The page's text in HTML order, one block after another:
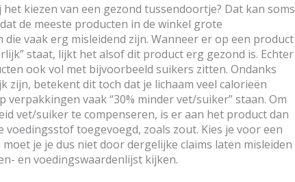
kiezen van een gezond tussendoortje? Dat kan soms
de meeste producten in de winkel grote
die vaak erg misleidend zijn. Wanneer er op een product
staat, lijkt het alsof dit product erg gezond is. Echter
ook vol met bijvoorbeeld suikers zitten. Ondanks
zijn, betekent dit toch dat je lichaam veel calorieën
verpakkingen vaak “30% minder vet/suiker” staan. Om
vet/suiker te compenseren, is er aan het product dan
voedingsstof toegevoegd, zoals zout. Kies je voor een
je je dus niet door dergelijke claims laten misleiden
en voedingswaardenlijst kijken.